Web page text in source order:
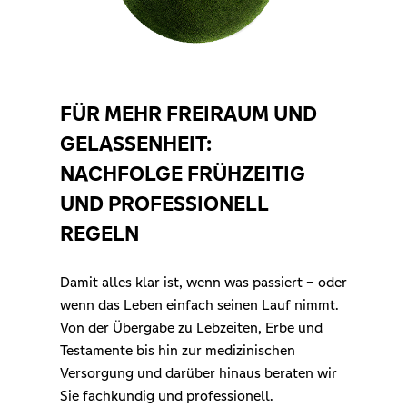
FÜR MEHR FREIRAUM UND
GELASSENHEIT:
NACHFOLGE FRÜHZEITIG
UND PROFESSIONELL
REGELN
Damit alles klar ist, wenn was passiert – oder
wenn das Leben einfach seinen Lauf nimmt.
Von der Übergabe zu Lebzeiten, Erbe und
Testamente bis hin zur medizinischen
Versorgung und darüber hinaus beraten wir
Sie fachkundig und professionell.